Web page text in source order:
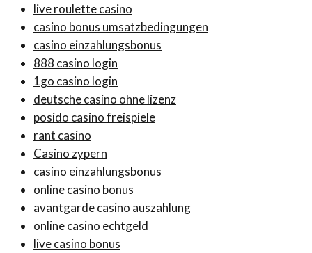
live roulette casino
casino bonus umsatzbedingungen
casino einzahlungsbonus
888 casino login
1go casino login
deutsche casino ohne lizenz
posido casino freispiele
rant casino
Casino zypern
casino einzahlungsbonus
online casino bonus
avantgarde casino auszahlung
online casino echtgeld
live casino bonus